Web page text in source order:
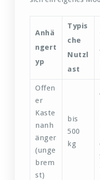
Anhä
ngert
yp
Typis
che
Nutzl
ast
Offen
er
Kaste
nanh
änger
(unge
brem
st)
bis
500
kg